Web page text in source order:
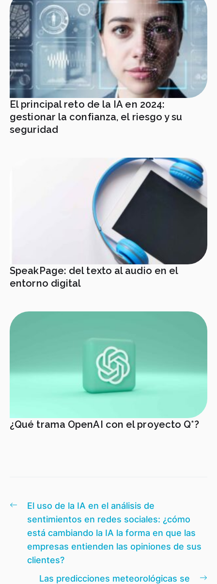
El principal reto de la IA en 2024:
gestionar la confianza, el riesgo y su
seguridad
SpeakPage: del texto al audio en el
entorno digital
¿Qué trama OpenAI con el proyecto Q*?
Navegación
entradas
Entrada
anterior:
El uso de la IA en el análisis de
sentimientos en redes sociales: ¿cómo
está cambiando la IA la forma en que las
empresas entienden las opiniones de sus
clientes?
Las predicciones meteorológicas se